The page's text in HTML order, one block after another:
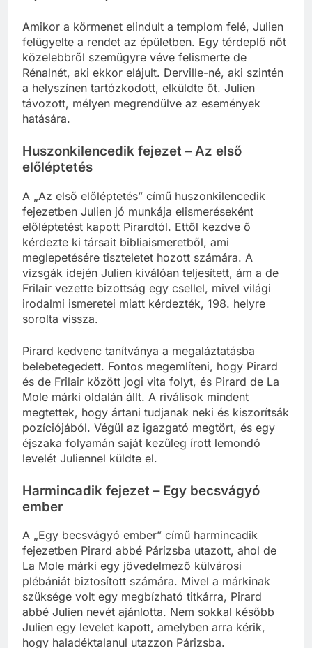
Amikor a körmenet elindult a templom felé, Julien
felügyelte a rendet az épületben. Egy térdeplő nőt
közelebbről szemügyre véve felismerte de
Rénalnét, aki ekkor elájult. Derville-né, aki szintén
a helyszínen tartózkodott, elküldte őt. Julien
távozott, mélyen megrendülve az események
Huszonkilencedik fejezet – Az első
előléptetés
A „Az első előléptetés” című huszonkilencedik
fejezetben Julien jó munkája elismeréseként
előléptetést kapott Pirardtól. Ettől kezdve ő
kérdezte ki társait bibliaismeretből, ami
meglepetésére tiszteletet hozott számára. A
vizsgák idején Julien kiválóan teljesített, ám a de
Frilair vezette bizottság egy csellel, mivel világi
irodalmi ismeretei miatt kérdezték, 198. helyre
Pirard kedvenc tanítványa a megaláztatásba
belebetegedett. Fontos megemlíteni, hogy Pirard
és de Frilair között jogi vita folyt, és Pirard de La
Mole márki oldalán állt. A riválisok mindent
megtettek, hogy ártani tudjanak neki és kiszorítsák
pozíciójából. Végül az igazgató megtört, és egy
éjszaka folyamán saját kezűleg írott lemondó
Harmincadik fejezet – Egy becsvágyó
A „Egy becsvágyó ember” című harmincadik
fejezetben Pirard abbé Párizsba utazott, ahol de
La Mole márki egy jövedelmező külvárosi
plébániát biztosított számára. Mivel a márkinak
szüksége volt egy megbízható titkárra, Pirard
abbé Julien nevét ajánlotta. Nem sokkal később
Julien egy levelet kapott, amelyben arra kérik,